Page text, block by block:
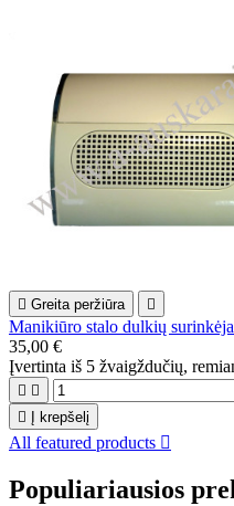
 Greita peržiūra 
Manikiūro stalo dulkių
35,00 €
Įvertinta iš 5 žvaigždučių,
 
 Į krepšelį
All featured products 
Populiariausios